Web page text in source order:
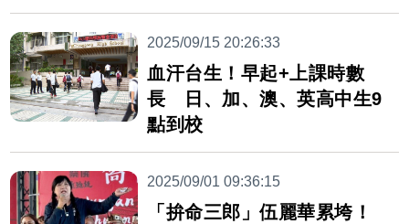
2025/09/15 20:26:33
血汗台生！早起+上課時數
長 日、加、澳、英高中生9
點到校
2025/09/01 09:36:15
「拚命三郎」伍麗華累垮！